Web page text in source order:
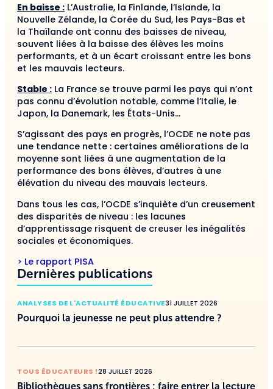
En baisse : L’Australie, la Finlande, l’Islande, la
Nouvelle Zélande, la Corée du Sud, les Pays-Bas et
la Thaïlande ont connu des baisses de niveau,
souvent liées à la baisse des élèves les moins
performants, et à un écart croissant entre les bons
et les mauvais lecteurs.
Stable : La France se trouve parmi les pays qui n’ont
pas connu d’évolution notable, comme l’Italie, le
Japon, la Danemark, les États-Unis…
S’agissant des pays en progrès, l’OCDE ne note pas
une tendance nette : certaines améliorations de la
moyenne sont liées à une augmentation de la
performance des bons élèves, d’autres à une
élévation du niveau des mauvais lecteurs.
Dans tous les cas, l’OCDE s’inquiète d’un creusement
des disparités de niveau : les lacunes
d’apprentissage risquent de creuser les inégalités
sociales et économiques.
> Le rapport PISA
Dernières publications
ANALYSES DE L'ACTUALITÉ ÉDUCATIVE31 JUILLET 2026
Pourquoi la jeunesse ne peut plus attendre ?
TOUS ÉDUCATEURS !28 JUILLET 2026
Bibliothèques sans frontières : faire entrer la lecture